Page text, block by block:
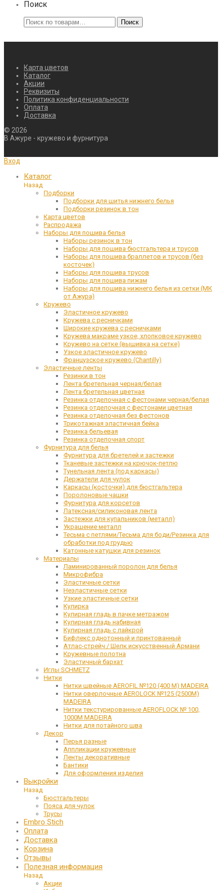
Поиск
Искать: Поиск
Карта цветов
Каталог
Акции
Реквизиты
Политика конфиденциальности
Оплата
Доставка
© 2026
В Ажуре - кружево и фурнитура
Вход
Каталог
Назад
Подборки
Подборки для шитья нижнего белья
Подборки резинок в тон
Карта цветов
Распродажа
Наборы для пошива белья
Наборы резинок в тон
Наборы для пошива бюстгальтера и трусов
Наборы для пошива браллетов и трусов (без
косточек)
Наборы для пошива трусов
Наборы для пошива пижам
Наборы для пошива нижнего белья из сетки (МК
от Ажура)
Кружево
Эластичное кружево
Кружева с ресничками
Широкие кружева с ресничками
Кружева макраме узкое, хлопковое кружево
Кружево на сетке (вышивка на сетке)
Узкое эластичное кружево
Французское кружево (Chantilly)
Эластичные ленты
Резинки в тон
Лента бретельная черная/белая
Лента бретельная цветная
Резинка отделочная с фестонами черная/белая
Резинка отделочная с фестонами цветная
Резинка отделочная без фестонов
Трикотажная эластичная бейка
Резинка бельевая
Резинка отделочная спорт
Фурнитура для белья
Фурнитура для бретелей и застежки
Тканевые застежки на крючок-петлю
Тунельная лента (под каркасы)
Держатели для чулок
Каркасы (косточки) для бюстгальтера
Поролоновые чашки
Фурнитура для корсетов
Латексная/силиконовая лента
Застежки для купальников (металл)
Украшение металл
Тесьма с петлями/Тесьма для боди/Резинка для
обработки под грудью
Катонные катушки для резинок
Материалы
Ламинированный поролон для белья
Микрофибра
Эластичные сетки
Неэластичные сетки
Узкие эластичные сетки
Кулирка
Кулирная гладь в пачке метражом
Кулирная гладь набивная
Кулирная гладь с лайкрой
Бифлекс однотонный и принтованный
Атлас-стрейч / Шелк искусственный Армани
Кружевные полотна
Эластичный бархат
Иглы SCHMETZ
Нитки
Нитки швейные AEROFIL №120 (400 М) MADEIRA
Нитки оверлочные AEROLOCK №125 (2500М)
MADEIRA
Нитки текстурированные AEROFLOCK № 100,
1000М MADEIRA
Нитки для потайного шва
Декор
Перья разные
Аппликации кружевные
Ленты декоративные
Бантики
Для оформления изделия
Выкройки
Назад
Бюстгальтеры
Пояса для чулок
Трусы
Embro Stich
Оплата
Доставка
Корзина
Отзывы
Полезная информация
Назад
Акции